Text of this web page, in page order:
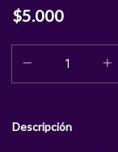
$5.000
Descripción